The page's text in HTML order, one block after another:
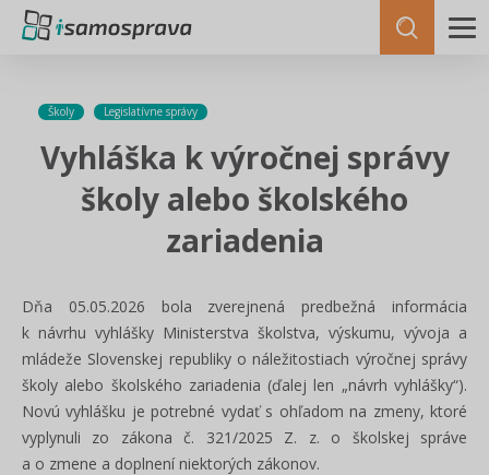
Školy Legislatívne správy
Vyhláška k výročnej správy
školy alebo školského
zariadenia
Dňa 05.05.2026 bola zverejnená predbežná informácia
k návrhu vyhlášky Ministerstva školstva, výskumu, vývoja a
mládeže Slovenskej republiky o náležitostiach výročnej správy
školy alebo školského zariadenia (ďalej len „návrh vyhlášky“).
Novú vyhlášku je potrebné vydať s ohľadom na zmeny, ktoré
vyplynuli zo zákona č. 321/2025 Z. z. o školskej správe
a o zmene a doplnení niektorých zákonov.